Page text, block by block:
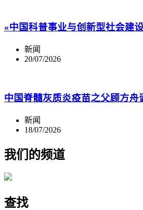
«中国科普事业与创新型社会建
新闻
20/07/2026
中国脊髓灰质炎疫苗之父顾方
新闻
18/07/2026
我们的频道
查找